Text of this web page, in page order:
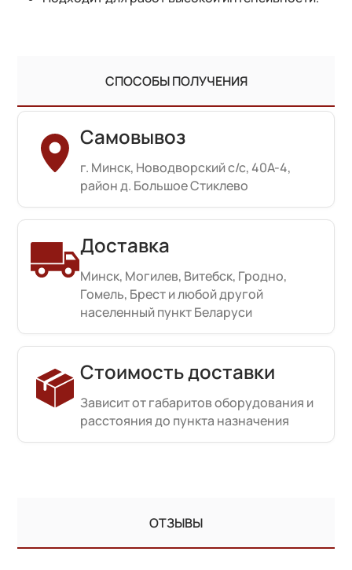
СПОСОБЫ ПОЛУЧЕНИЯ
Самовывоз
г. Минск, Новодворский с/с, 40А-4,
район д. Большое Стиклево
Доставка
Минск, Могилев, Витебск, Гродно,
Гомель, Брест и любой другой
населенный пункт Беларуси
Стоимость доставки
Зависит от габаритов оборудования и
расстояния до пункта назначения
ОТЗЫВЫ